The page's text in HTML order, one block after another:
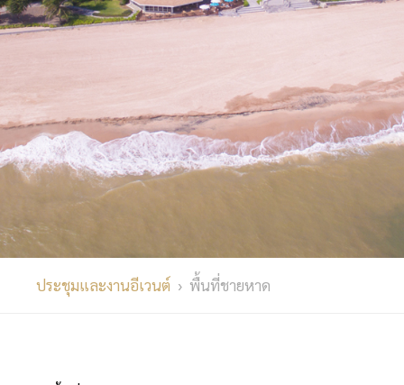
สถานที่กลางแจ้ง
ประชุมและงานอีเวนต์ › พื้นที่ชายหาด